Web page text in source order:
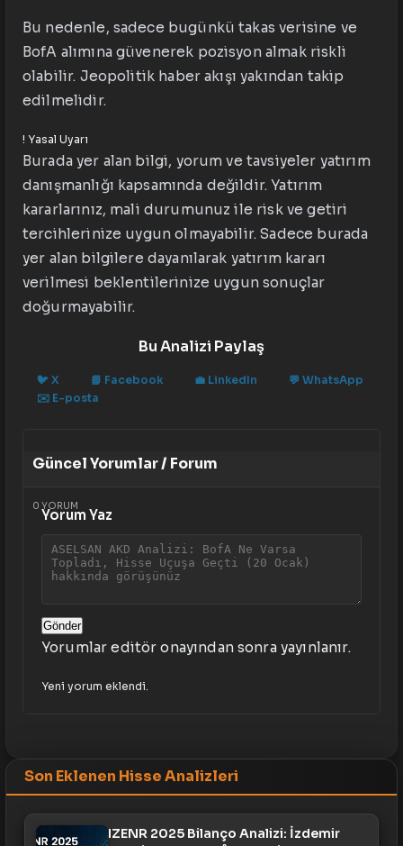
Bu nedenle, sadece bugünkü takas verisine ve
BofA alımına güvenerek pozisyon almak riskli
olabilir. Jeopolitik haber akışı yakından takip
edilmelidir.
! Yasal Uyarı
Burada yer alan bilgi, yorum ve tavsiyeler yatırım
danışmanlığı kapsamında değildir. Yatırım
kararlarınız, mali durumunuz ile risk ve getiri
tercihlerinize uygun olmayabilir. Sadece burada
yer alan bilgilere dayanılarak yatırım kararı
verilmesi beklentilerinize uygun sonuçlar
doğurmayabilir.
Bu Analizi Paylaş
🐦 X 📘 Facebook 💼 LinkedIn 💬 WhatsApp
✉️ E-posta
Güncel Yorumlar / Forum
0 YORUM
Yorum Yaz
Gönder
Yorumlar editör onayından sonra yayınlanır.
Yeni yorum eklendi.
Son Eklenen Hisse Analizleri
IZENR 2025 Bilanço Analizi: İzdemir